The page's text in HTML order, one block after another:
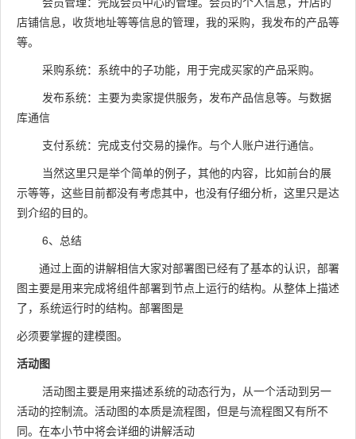
店铺信息，收货地址等等信息的管理，我的采购，我发布的产品等
等。
采购系统：系统中的子功能，用于完成买家的产品采购。
发布系统：主要为卖家提供服务，发布产品信息等。与数据
库通信
支付系统：完成支付交易的操作。与个人账户进行通信。
当然这里只是举个简单的例子，其他的内容，比如前台的展
示等等，这些目前都没有考虑其中，也没有仔细分析，这里只是达
到介绍的目的。
6、总结
通过上面的讲解相信大家对部署图已经有了基本的认识，部署
图主要是用来完成将组件部署到节点上运行的结构。从整体上描述
了，系统运行时的结构。部署图是
必须要掌握的建模图。
活动图
活动图主要是用来描述系统的动态行为，从一个活动到另一
活动的控制流。活动图的本质是流程图，但是与流程图又有所不
同。在本小节中将会详细的讲解活动